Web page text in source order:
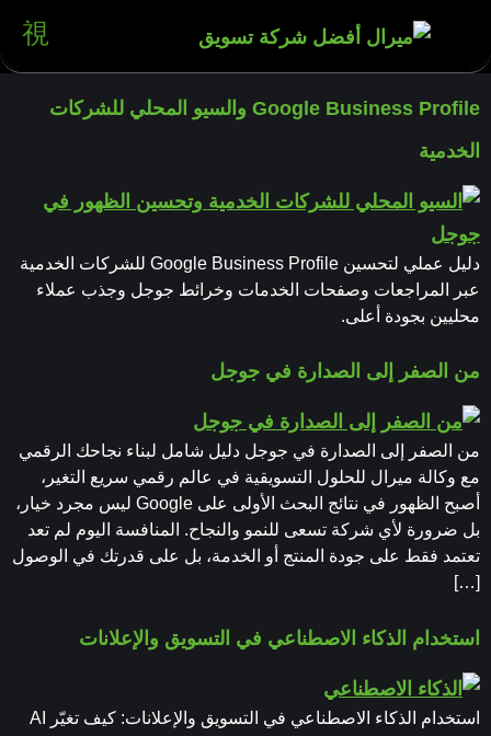
Google Business Profile والسيو المحلي للشركات
الخدمية
دليل عملي لتحسين Google Business Profile للشركات الخدمية
عبر المراجعات وصفحات الخدمات وخرائط جوجل وجذب عملاء
محليين بجودة أعلى.
من الصفر إلى الصدارة في جوجل
من الصفر إلى الصدارة في جوجل دليل شامل لبناء نجاحك الرقمي
مع وكالة ميرال للحلول التسويقية في عالم رقمي سريع التغير،
أصبح الظهور في نتائج البحث الأولى على Google ليس مجرد خيار،
بل ضرورة لأي شركة تسعى للنمو والنجاح. المنافسة اليوم لم تعد
تعتمد فقط على جودة المنتج أو الخدمة، بل على قدرتك في الوصول
[…]
استخدام الذكاء الاصطناعي في التسويق والإعلانات
استخدام الذكاء الاصطناعي في التسويق والإعلانات: كيف تغيّر AI